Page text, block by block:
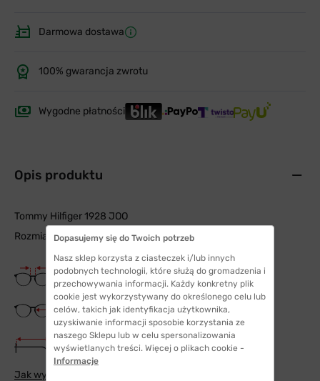
Darmowa dostawa
100% gwarancja zwrotu
Wygodne płatności
Opis produktu
Tommy Hilfiger 1928 JOO
Rozmiar: 50
Szerokość mostka
16 mm
Szerokość szkła
50 mm
Długość zauszników
130 mm
Jak wybrać odpowiedni rozmiar
Dopasujemy się do Twoich potrzeb
Nasz sklep korzysta z ciasteczek i/lub innych
podobnych technologii, które służą do gromadzenia i
przechowywania informacji. Każdy konkretny plik
cookie jest wykorzystywany do określonego celu lub
celów, takich jak identyfikacja użytkownika,
uzyskiwanie informacji sposobie korzystania ze
naszego Sklepu lub w celu spersonalizowania
wyświetlanych treści. Więcej o plikach cookie -
Informacje